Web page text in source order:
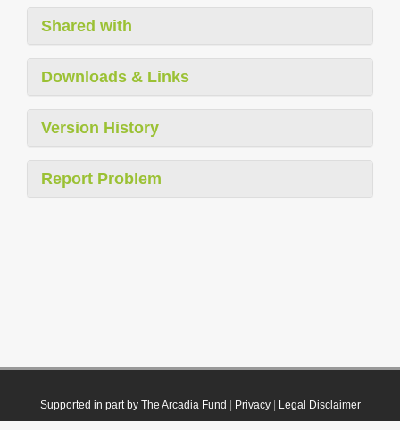
Shared with
Downloads & Links
Version History
Report Problem
Supported in part by The Arcadia Fund Privacy| Legal Disclaimer